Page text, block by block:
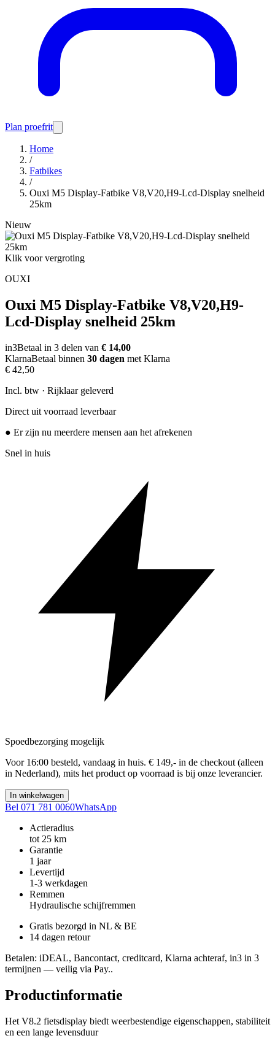
Plan proefrit
Home
/
Fatbikes
/
Ouxi M5 Display-Fatbike V8,V20,H9-Lcd-Display snelheid
25km
Nieuw
Klik voor vergroting
OUXI
Ouxi M5 Display-Fatbike V8,V20,H9-
Lcd-Display snelheid 25km
in3Betaal in 3 delen van € 14,00
KlarnaBetaal binnen 30 dagen met Klarna
€ 42,50
Incl. btw · Rijklaar geleverd
Direct uit voorraad leverbaar
● Er zijn nu meerdere mensen aan het afrekenen
Snel in huis
Spoedbezorging mogelijk
Voor 16:00 besteld, vandaag in huis. € 149,- in de checkout (alleen
in Nederland), mits het product op voorraad is bij onze leverancier.
In winkelwagen
Bel 071 781 0060WhatsApp
Actieradius
tot 25 km
Garantie
1 jaar
Levertijd
1-3 werkdagen
Remmen
Hydraulische schijfremmen
Gratis bezorgd in NL & BE
14 dagen retour
Betalen: iDEAL, Bancontact, creditcard, Klarna achteraf, in3 in 3
termijnen — veilig via Pay..
Productinformatie
Het V8.2 fietsdisplay biedt weerbestendige eigenschappen, stabiliteit
en een lange levensduur